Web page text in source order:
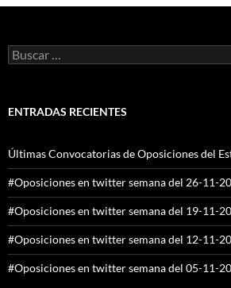
Buscar:
ENTRADAS RECIENTES
Últimas Convocatorias de Oposiciones del
#Oposiciones en twitter semana del 26-11-
#Oposiciones en twitter semana del 19-11-
#Oposiciones en twitter semana del 12-11-
#Oposiciones en twitter semana del 05-11-